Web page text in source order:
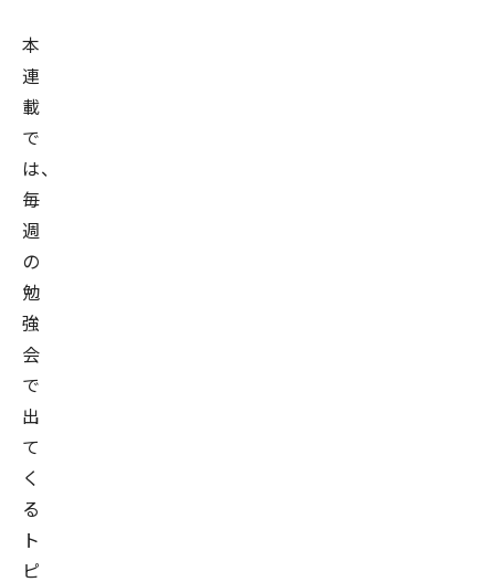
本
連
載
で
は、
毎
週
の
勉
強
会
で
出
て
く
る
ト
ピ